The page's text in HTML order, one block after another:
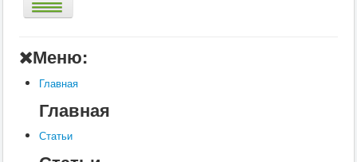
Меню:
Главная
Главная
Статьи